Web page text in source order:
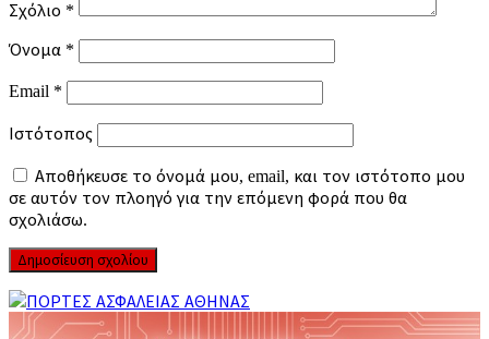
Σχόλιο *
Όνομα *
Email *
Ιστότοπος
Αποθήκευσε το όνομά μου, email, και τον ιστότοπο μου
σε αυτόν τον πλοηγό για την επόμενη φορά που θα
σχολιάσω.